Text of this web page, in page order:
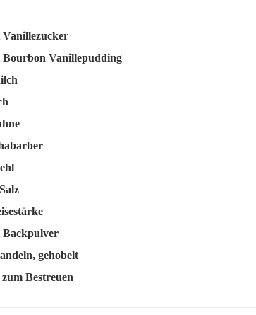
Vanillezucker
Bourbon Vanillepudding
Backpulver
gehobelt
Bestreuen